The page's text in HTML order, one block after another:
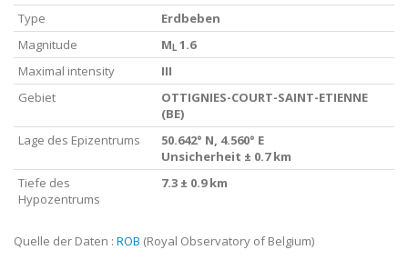
Type
Erdbeben
Magnitude
M L 1.6
Maximal intensity
III
Gebiet
OTTIGNIES-COURT-SAINT-ETIENNE
(BE)
Lage des Epizentrums
50.642° N, 4.560° E
Unsicherheit ± 0.7 km
Tiefe des
Hypozentrums
7.3 ± 0.9 km
Quelle der Daten : ROB (Royal Observatory of Belgium)